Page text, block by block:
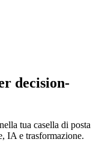
decision-
tua casella di posta
IA e trasformazione.